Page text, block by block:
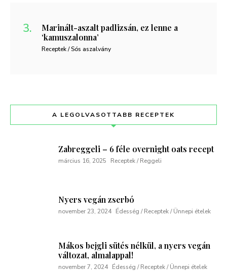
Marinált-aszalt padlizsán, ez lenne a
‘kamuszalonna’
Receptek / Sós aszalvány
A LEGOLVASOTTABB RECEPTEK
Zabreggeli – 6 féle overnight oats recept
március 16, 2025 Receptek / Reggeli
Nyers vegán zserbó
november 23, 2024 Édesség / Receptek / Ünnepi ételek
Mákos bejgli sütés nélkül, a nyers vegán
változat, almalappal!
november 7, 2024 Édesség / Receptek / Ünnepi ételek